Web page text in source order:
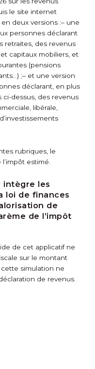
le site internet
deux versions :– une
personnes déclarant
retraites, des revenus
capitaux mobiliers, et
(pensions
;– et une version
déclarant, en plus
dessus, des revenus
libérale,
rubriques, le
estimé.
intègre les
loi de finances
de
de l’impôt
de cet applicatif ne
sur le montant
simulation ne
de revenus.